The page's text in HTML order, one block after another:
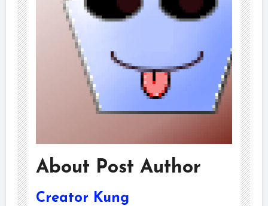
About Post Author
Creator Kung